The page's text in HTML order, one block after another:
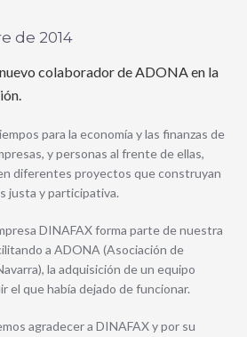
de 2014
colaborador de ADONA en la
para la economía y las finanzas de
y personas al frente de ellas,
diferentes proyectos que construyan
justa y participativa.
DINAFAX forma parte de nuestra
a ADONA (Asociación de
la adquisición de un equipo
el que había dejado de funcionar.
agradecer a DINAFAX y por su